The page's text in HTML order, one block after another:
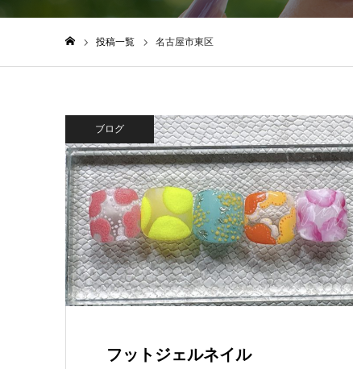
投稿一覧 名古屋市東区
ブログ
フットジェルネイル